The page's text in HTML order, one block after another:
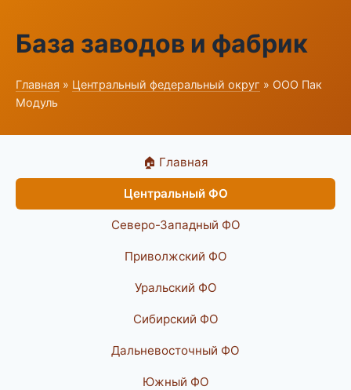
База заводов и фабрик
Главная » Центральный федеральный округ » ООО Пак
Модуль
🏠 Главная
Центральный ФО
Северо-Западный ФО
Приволжский ФО
Уральский ФО
Сибирский ФО
Дальневосточный ФО
Южный ФО